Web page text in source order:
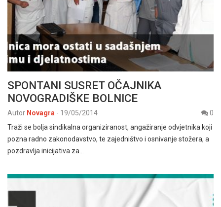
SPONTANI SUSRET OČAJNIKA
NOVOGRADIŠKE BOLNICE
Autor Novagra - 19/05/2014
0
Traži se bolja sindikalna organiziranost, angažiranje odvjetnika koji
pozna radno zakonodavstvo, te zajedništvo i osnivanje stožera, a
pozdravlja inicijativa za…